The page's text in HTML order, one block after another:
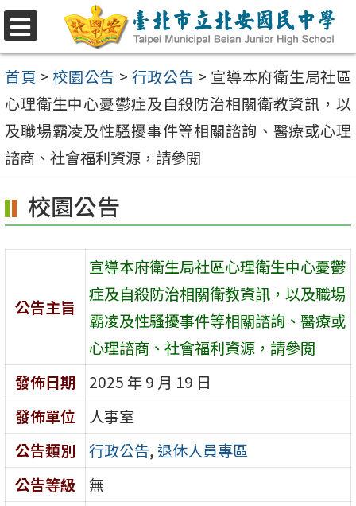
選
單
跳
至
主
要
內
容
首頁 > 校園公告 > 行政公告 > 宣導本府衛生局社區
心理衛生中心憂鬱症及自殺防治相關衛教資訊，以
及職場霸凌及性騷擾事件等相關諮詢、醫療或心理
諮商、社會福利資源，請參閱
校園公告
公告主旨
宣導本府衛生局社區心理衛生中心憂鬱
症及自殺防治相關衛教資訊，以及職場
霸凌及性騷擾事件等相關諮詢、醫療或
心理諮商、社會福利資源，請參閱
發佈日期
2025 年 9 月 19 日
發佈單位
人事室
公告類別
行政公告, 退休人員專區
公告等級
無